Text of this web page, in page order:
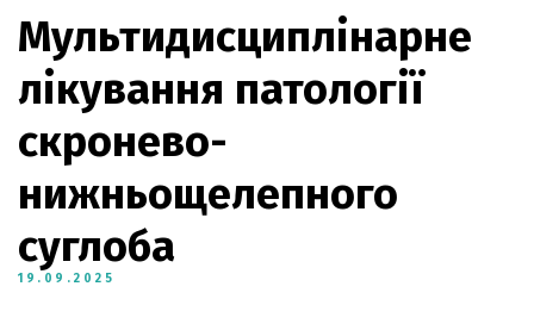
Мультидисциплінарне
лікування патології
скронево-
нижньощелепного
суглоба
19.09.2025